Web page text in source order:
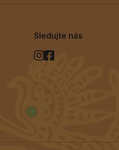
Sledujte nás